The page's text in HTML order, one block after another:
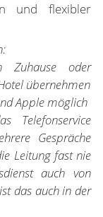
und flexibler
Zuhause oder
übernehmen
Apple möglich
Telefonservice
Gespräche
Leitung fast nie
auch von
das auch in der